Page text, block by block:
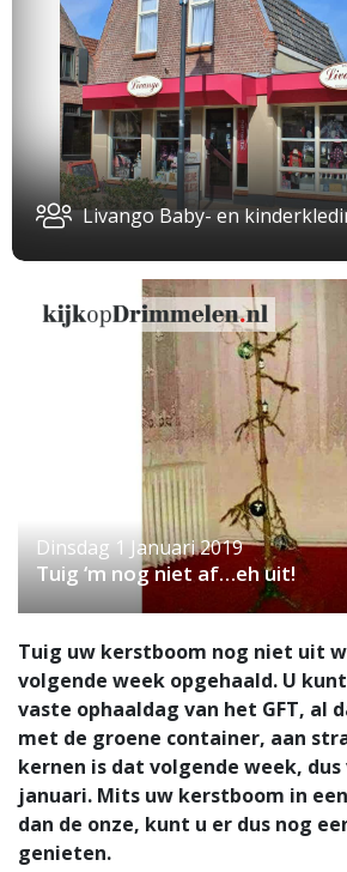
Livango Baby- en
Dinsdag 1 Januari 2019
Tuig ‘m nog niet af…eh uit!
Tuig uw kerstboom nog niet uit
volgende week opgehaald. U
vaste ophaaldag van het GFT, al
met de groene container, aan
kernen is dat volgende week, dus
januari. Mits uw kerstboom in
dan de onze, kunt u er dus nog
genieten.